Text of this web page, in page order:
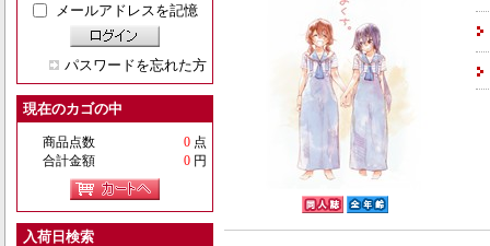
メールアドレスを記憶
パスワードを忘れた方
現在のカゴの中
商品点数 0 点
合計金額
0 円
入荷日検索